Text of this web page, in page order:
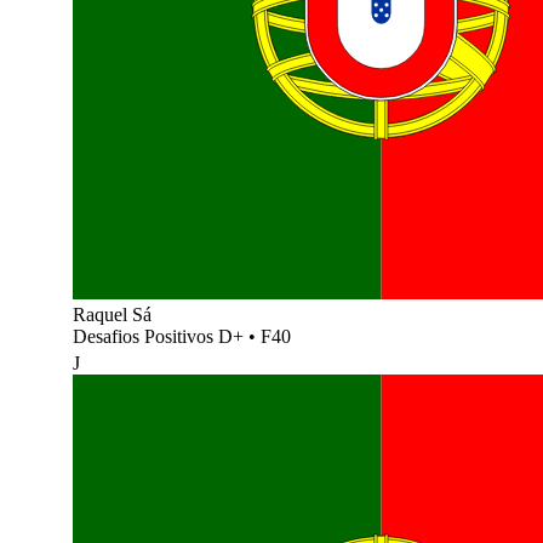
Raquel Sá
Desafios Positivos D+ • F40
J